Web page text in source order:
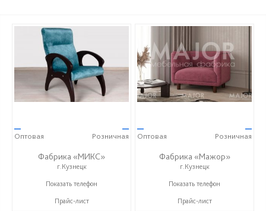
—
Оптовая
—
Розничная
Фабрика «МИКС»
г.Кузнецк
+7 (937) 423-36-37
Показать телефон
Прайс-лист
—
Оптовая
—
Розничная
Фабрика «Мажор»
г.Кузнецк
+7 (999) 611-98-99
Показать телефон
Прайс-лист